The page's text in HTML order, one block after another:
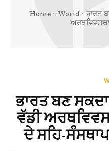
Home World
ਭਾਰਤ
ਭਾਰਤ ਬਣ
ਵੱਡੀ
ਦੇ ਸਹਿ-